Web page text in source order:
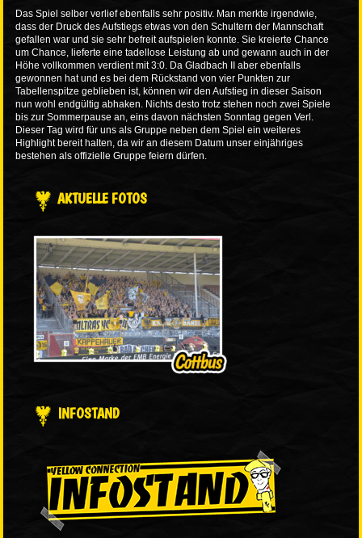
Das Spiel selber verlief ebenfalls sehr positiv. Man merkte irgendwie,
dass der Druck des Aufstiegs etwas von den Schultern der Mannschaft
gefallen war und sie sehr befreit aufspielen konnte. Sie kreierte Chance
um Chance, lieferte eine tadellose Leistung ab und gewann auch in der
Höhe vollkommen verdient mit 3:0. Da Gladbach II aber ebenfalls
gewonnen hat und es bei dem Rückstand von vier Punkten zur
Tabellenspitze geblieben ist, können wir den Aufstieg in dieser Saison
nun wohl endgültig abhaken. Nichts desto trotz stehen noch zwei Spiele
bis zur Sommerpause an, eins davon nächsten Sonntag gegen Verl.
Dieser Tag wird für uns als Gruppe neben dem Spiel ein weiteres
Highlight bereit halten, da wir an diesem Datum unser einjähriges
bestehen als offizielle Gruppe feiern dürfen.
AKTUELLE FOTOS
INFOSTAND